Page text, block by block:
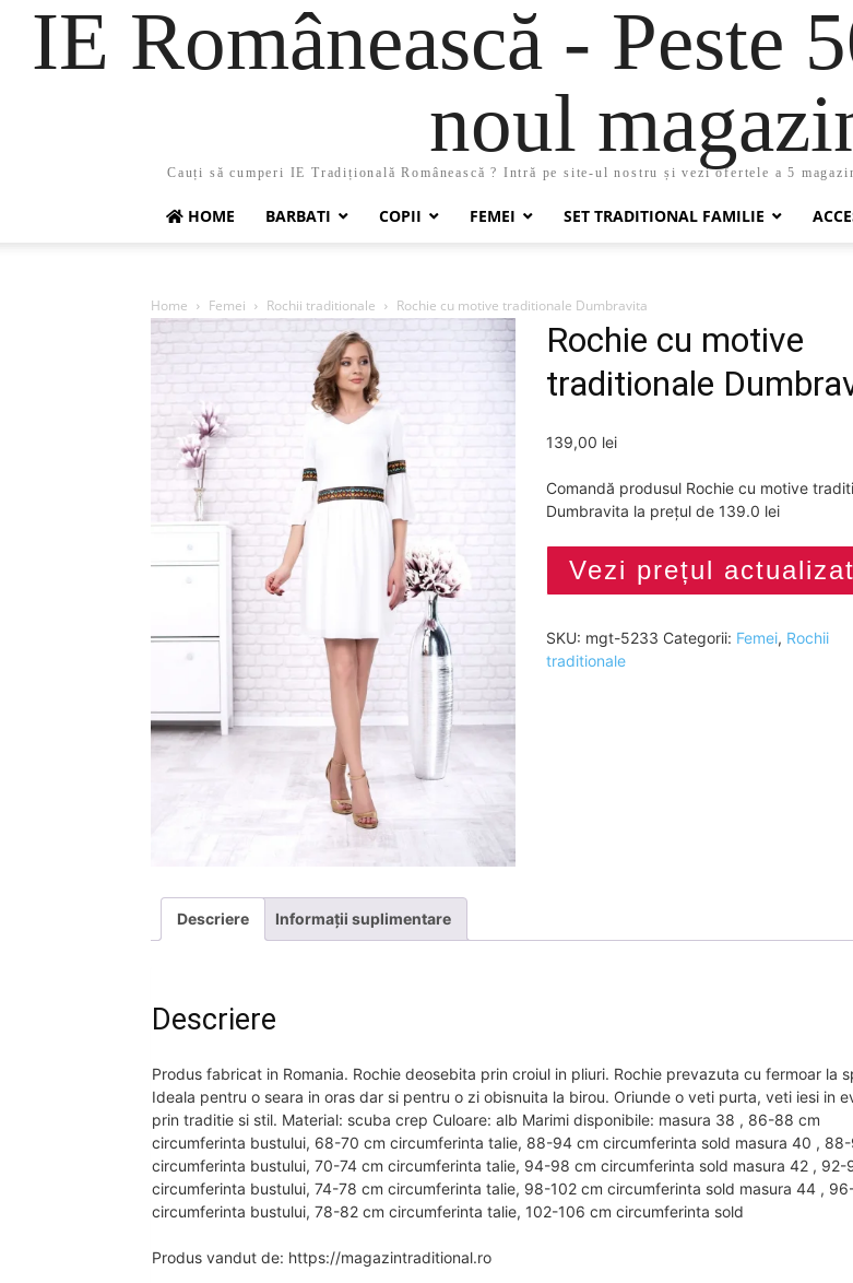
IE Românească - Peste
noul
Cauți să cumperi IE Tradițională Românească ? Intră pe site-ul nostru și vezi ofertele a 5
HOME BARBATI COPII FEMEI SET TRADITIONAL FAMILIE
Home Femei Rochii traditionale Rochie cu motive traditionale Dumbravita
Rochie cu motive
traditionale
139,00 lei
Comandă produsul Rochie cu motive
Dumbravita la prețul de 139.0 lei
Vezi prețul
SKU: mgt-5233 Categorii: Femei, Rochii
traditionale
Descriere Informații suplimentare
Descriere
Produs fabricat in Romania. Rochie deosebita prin croiul in pliuri. Rochie prevazuta cu fermoar la
Ideala pentru o seara in oras dar si pentru o zi obisnuita la birou. Oriunde o veti purta, veti iesi in
prin traditie si stil. Material: scuba crep Culoare: alb Marimi disponibile: masura 38 , 86-88 cm
circumferinta bustului, 68-70 cm circumferinta talie, 88-94 cm circumferinta sold masura 40 ,
circumferinta bustului, 70-74 cm circumferinta talie, 94-98 cm circumferinta sold masura 42 , 92-
circumferinta bustului, 74-78 cm circumferinta talie, 98-102 cm circumferinta sold masura 44 ,
circumferinta bustului, 78-82 cm circumferinta talie, 102-106 cm circumferinta sold
Produs vandut de: https://magazintraditional.ro